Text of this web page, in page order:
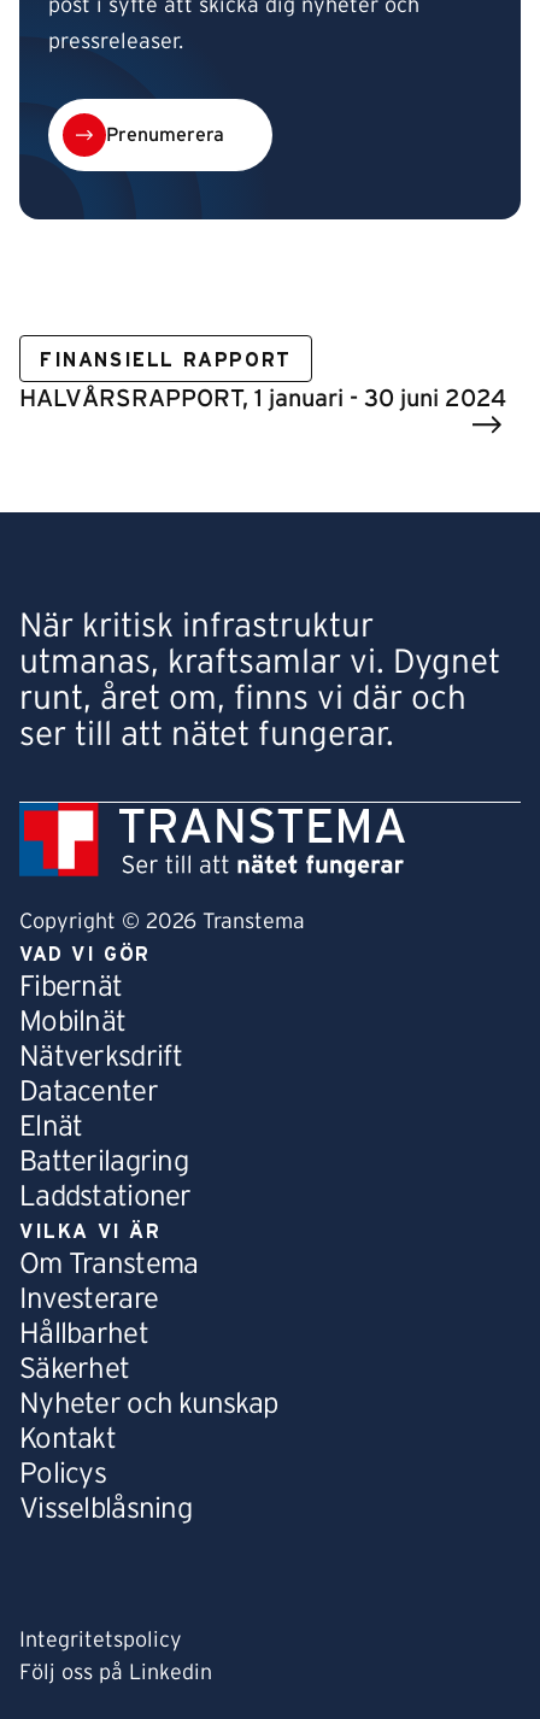
post i syfte att skicka dig nyheter och
pressreleaser.
Prenumerera
FINANSIELL RAPPORT
HALVÅRSRAPPORT, 1 januari - 30 juni 2024
När kritisk infrastruktur
utmanas, kraftsamlar vi. Dygnet
runt, året om, finns vi där och
ser till att nätet fungerar.
Copyright © 2026 Transtema
VAD VI GÖR
Fibernät
Mobilnät
Nätverksdrift
Datacenter
Elnät
Batterilagring
Laddstationer
VILKA VI ÄR
Om Transtema
Investerare
Hållbarhet
Säkerhet
Nyheter och kunskap
Kontakt
Policys
Visselblåsning
Integritetspolicy
Följ oss på Linkedin